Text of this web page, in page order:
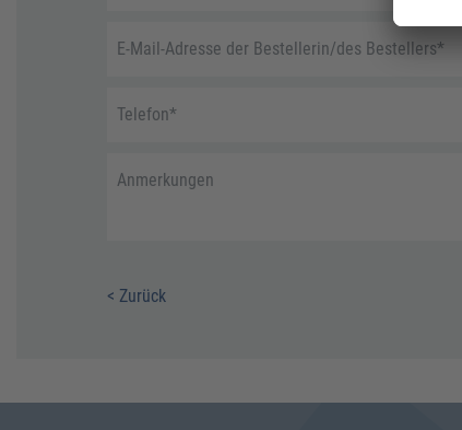
E-Mail-Adresse der Bestellerin/des Bestellers*
Telefon*
Anmerkungen
< Zurück